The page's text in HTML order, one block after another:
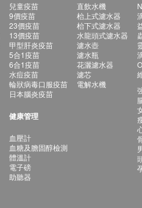
兒童疫苗
9價疫苗
23價疫苗
13價疫苗
甲型肝炎疫苗
5合1疫苗
6合1疫苗
水痘疫苗
輪狀病毒口服疫苗
日本腦炎疫苗
健康管理
血壓計
血糖及膽固醇檢測
體溫計
電子磅
助聽器
直飲水機
枱上式濾水器
枱下式濾水器
水龍頭式濾水器
濾水壺
濾水瓶
花灑濾水器
濾芯
電解水機